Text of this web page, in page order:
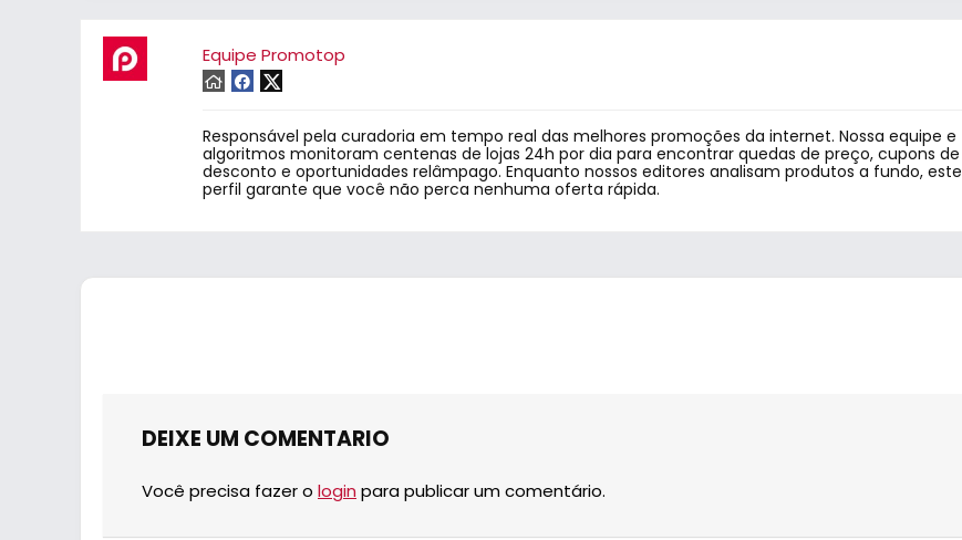
Equipe Promotop
Responsável pela curadoria em tempo real das melhores promoções da internet. Nossa equipe e
algoritmos monitoram centenas de lojas 24h por dia para encontrar quedas de preço, cupons de
desconto e oportunidades relâmpago. Enquanto nossos editores analisam produtos a fundo, este
perfil garante que você não perca nenhuma oferta rápida.
DEIXE UM COMENTARIO
Você precisa fazer o login para publicar um comentário.